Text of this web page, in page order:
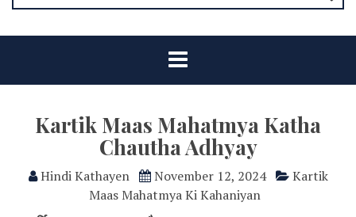
Kartik Maas Mahatmya Katha
Chautha Adhyay
Hindi Kathayen November 12, 2024
Kartik
Maas Mahatmya Ki Kahaniyan